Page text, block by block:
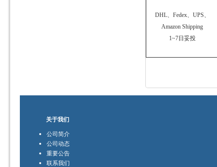
DHL、Fedex、UPS、
Amazon Shipping
1~7日妥投
关于我们
公司简介
公司动态
重要公告
联系我们